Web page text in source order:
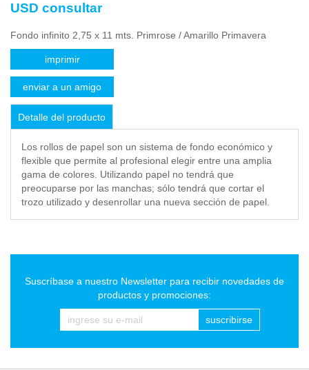
USD consultar
Fondo infinito 2,75 x 11 mts. Primrose / Amarillo Primavera
imprimir
enviar a un amigo
Detalle del producto
Los rollos de papel son un sistema de fondo económico y
flexible que permite al profesional elegir entre una amplia
gama de colores. Utilizando papel no tendrá que
preocuparse por las manchas; sólo tendrá que cortar el
trozo utilizado y desenrollar una nueva sección de papel.
Suscríbase a nuestro Newsletter para recibir novedades de
productos y promociones:
suscribirse